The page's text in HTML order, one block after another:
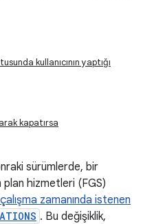
kullanıcının yaptığı
kapatırsa
sürümlerde, bir
plan hizmetleri (FGS)
çalışma zamanında istenen
. Bu değişiklik,